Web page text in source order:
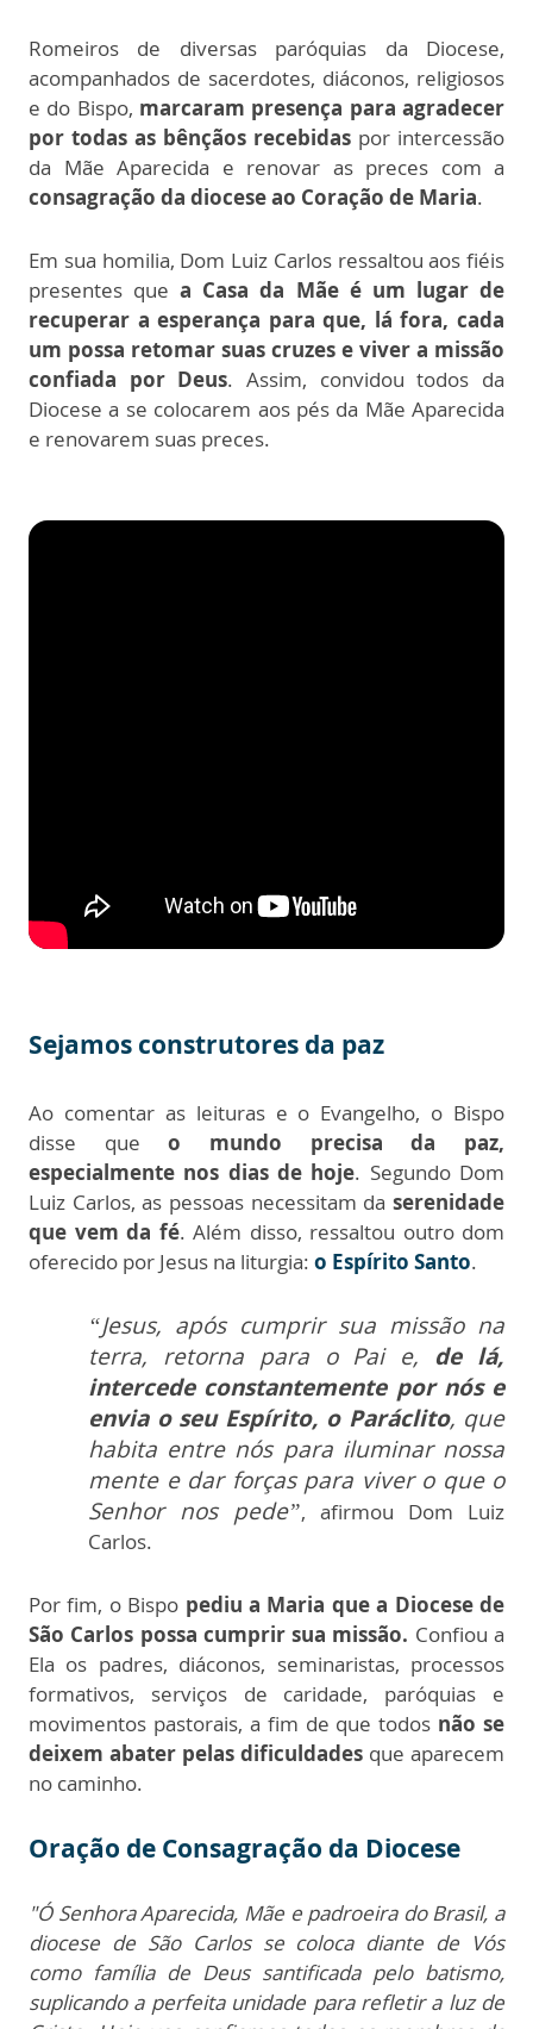
Romeiros de diversas paróquias da Diocese,
acompanhados de sacerdotes, diáconos, religiosos
e do Bispo, marcaram presença para agradecer
por todas as bênçãos recebidas por intercessão
da Mãe Aparecida e renovar as preces com a
consagração da diocese ao Coração de Maria.
Em sua homilia, Dom Luiz Carlos ressaltou aos fiéis
presentes quea Casa da Mãe é um lugar de
recuperar a esperança para que, lá fora, cada
um possa retomar suas cruzes e viver a missão
confiada por Deus. Assim, convidou todos da
Diocese a se colocarem aos pés da Mãe Aparecida
e renovarem suas preces.
Sejamos construtores da paz
Ao comentar as leituras e o Evangelho, o Bispo
disse queo mundo precisa da paz,
especialmente nos dias de hoje. Segundo Dom
Luiz Carlos, as pessoas necessitam da serenidade
que vem da fé. Além disso, ressaltou outro dom
oferecido por Jesus na liturgia: o Espírito Santo.
“Jesus, após cumprir sua missão na
terra, retorna para o Pai e, de lá,
intercede constantemente por nós e
envia o seu Espírito, o Paráclito, que
habita entre nós para iluminar nossa
mente e dar forças para viver o que o
Senhor nos pede”, afirmou Dom Luiz
Carlos.
Por fim, o Bispo pediu a Maria que a Diocese de
São Carlos possa cumprir sua missão. Confiou a
Ela os padres, diáconos, seminaristas, processos
formativos, serviços de caridade, paróquias e
movimentos pastorais, a fim de que todos não se
deixem abater pelas dificuldades que aparecem
no caminho.
Oração de Consagração da Diocese
"Ó Senhora Aparecida, Mãe e padroeira do Brasil, a
diocese de São Carlos se coloca diante de Vós
como família de Deus santificada pelo batismo,
suplicando a perfeita unidade para refletir a luz de